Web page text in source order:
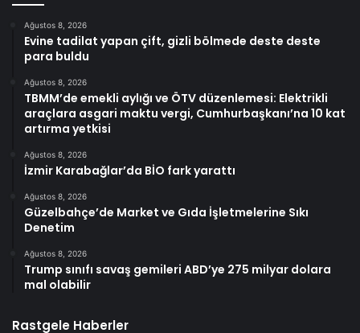
Ağustos 8, 2026
Evine tadilat yapan çift, gizli bölmede deste deste
para buldu
Ağustos 8, 2026
TBMM’de emekli aylığı ve ÖTV düzenlemesi: Elektrikli
araçlara asgari maktu vergi, Cumhurbaşkanı’na 10 kat
artırma yetkisi
Ağustos 8, 2026
İzmir Karabağlar’da BİO fark yarattı
Ağustos 8, 2026
Güzelbahçe’de Market ve Gıda İşletmelerine Sıkı
Denetim
Ağustos 8, 2026
Trump sınıfı savaş gemileri ABD’ye 275 milyar dolara
mal olabilir
Rastgele Haberler